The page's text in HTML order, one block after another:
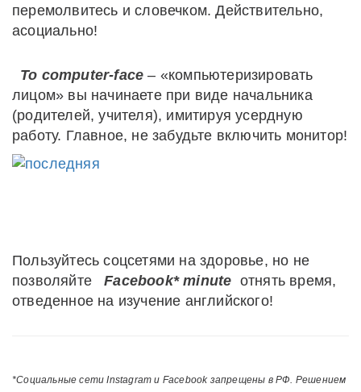
перемолвитесь и словечком. Действительно,
асоциально!
To computer-face – «компьютеризировать
лицом» вы начинаете при виде начальника
(родителей, учителя), имитируя усердную
работу. Главное, не забудьте включить монитор!
Пользуйтесь соцсетями на здоровье, но не
позволяйте
Facebook* minute отнять время,
отведенное на изучение английского!
*Социальные сети Instagram и Facebook запрещены в РФ. Решением